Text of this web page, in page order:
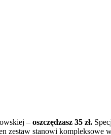
–oszczędzasz 35 zł.
zestaw stanowi kompleksowe